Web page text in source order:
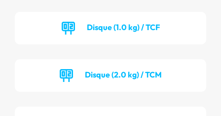
Disque (1.0 kg) / TCF
Disque (2.0 kg) / TCM